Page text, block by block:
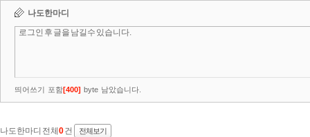
나도한마디
띄어쓰기 포함[400] byte 남았습니다.
나도한마디 전체 0건 전체보기